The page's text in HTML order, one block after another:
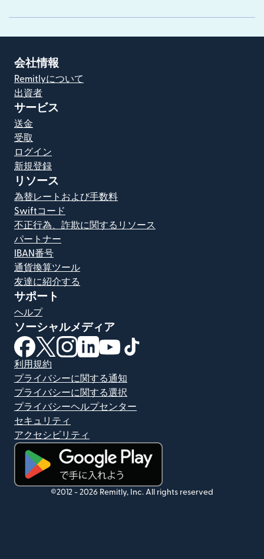
会社情報
Remitlyについて
出資者
サービス
送金
受取
ログイン
新規登録
リソース
為替レートおよび手数料
Swiftコード
不正行為、詐欺に関するリソース
パートナー
IBAN番号
通貨換算ツール
友達に紹介する
サポート
ヘルプ
ソーシャルメディア
（別ウィンドウで開きます）
（別ウィンドウで開きます）
（別ウィンドウで開きます）
（別ウィンドウで開きます）
（別ウィンドウで開きます）
利用規約
プライバシーに関する通知
プライバシーに関する選択
プライバシーヘルプセンター
セキュリティ
アクセシビリティ
（別ウィンドウで開きます）
©2012 - 2026 Remitly, Inc. All rights reserved